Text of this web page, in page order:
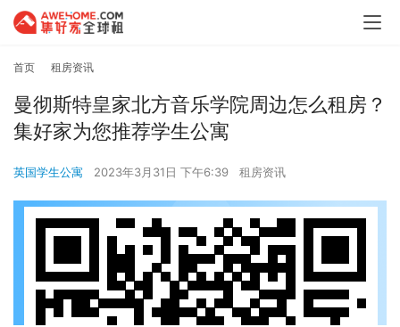
首页 租房资讯
曼彻斯特皇家北方音乐学院周边怎么租房？
集好家为您推荐学生公寓
英国学生公寓 2023年3月31日 下午6:39 租房资讯